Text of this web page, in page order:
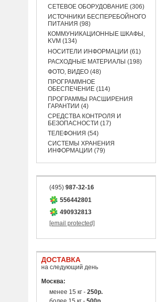
СЕТЕВОЕ ОБОРУДОВАНИЕ (306)
ИСТОЧНИКИ БЕСПЕРЕБОЙНОГО
ПИТАНИЯ (98)
КОММУНИКАЦИОННЫЕ ШКАФЫ,
KVM (134)
НОСИТЕЛИ ИНФОРМАЦИИ (61)
РАСХОДНЫЕ МАТЕРИАЛЫ (198)
ФОТО, ВИДЕО (48)
ПРОГРАММНОЕ
ОБЕСПЕЧЕНИЕ (114)
ПРОГРАММЫ РАСШИРЕНИЯ
ГАРАНТИИ (4)
СРЕДСТВА КОНТРОЛЯ И
БЕЗОПАСНОСТИ (17)
ТЕЛЕФОНИЯ (54)
СИСТЕМЫ ХРАНЕНИЯ
ИНФОРМАЦИИ (79)
(495) 987-32-16
556442801
490932813
[email protected]
ДОСТАВКА
на следующий день
Москва:
менее 15 кг - 250р.